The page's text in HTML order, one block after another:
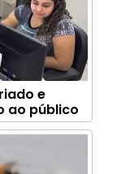
e
ao público